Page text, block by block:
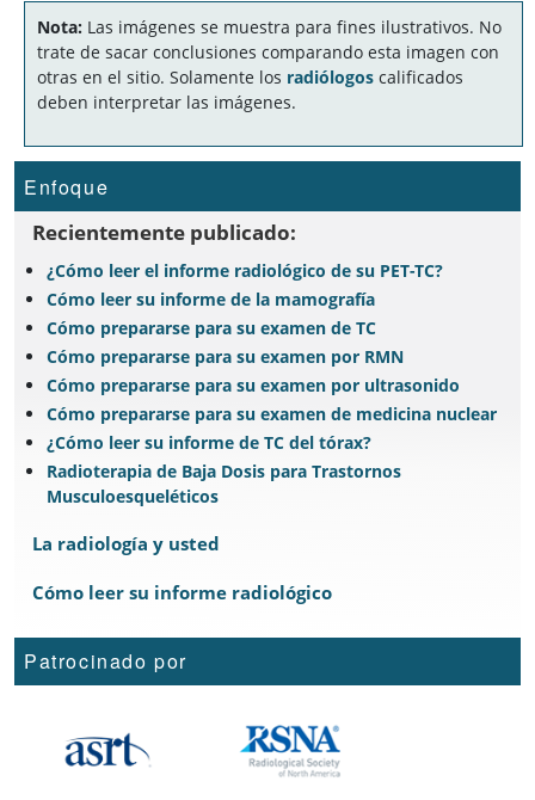
Nota: Las imágenes se muestra para fines ilustrativos. No
trate de sacar conclusiones comparando esta imagen con
otras en el sitio. Solamente los radiólogos calificados
deben interpretar las imágenes.
Enfoque
Recientemente publicado:
¿Cómo leer el informe radiológico de su PET-TC?
Cómo leer su informe de la mamografía
Cómo prepararse para su examen de TC
Cómo prepararse para su examen por RMN
Cómo prepararse para su examen por ultrasonido
Cómo prepararse para su examen de medicina nuclear
¿Cómo leer su informe de TC del tórax?
Radioterapia de Baja Dosis para Trastornos
Musculoesqueléticos
La radiología y usted
Cómo leer su informe radiológico
Patrocinado por